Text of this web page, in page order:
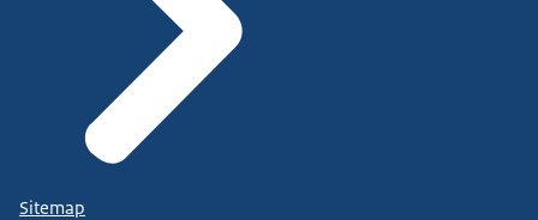
Sitemap